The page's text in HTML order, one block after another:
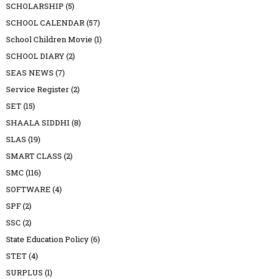
SCHOLARSHIP (5)
SCHOOL CALENDAR(57)
School Children Movie (1)
SCHOOL DIARY(2)
SEAS NEWS (7)
Service Register(2)
SET(15)
SHAALA SIDDHI (8)
SLAS (19)
SMART CLASS (2)
SMC (116)
SOFTWARE (4)
SPF(2)
SSC (2)
State Education Policy(6)
STET(4)
SURPLUS (1)